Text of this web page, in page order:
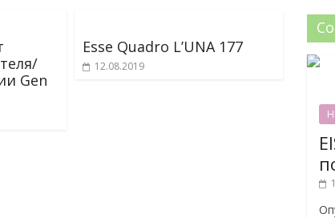
Gen
Esse Quadro L’UNA 177
12.08.2019